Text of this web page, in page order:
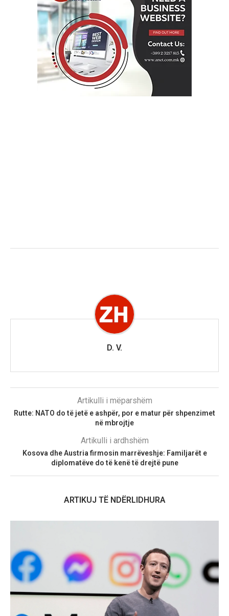
D. V.
Artikulli i mëparshëm
Rutte: NATO do të jetë e ashpër, por e matur për shpenzimet
në mbrojtje
Artikulli i ardhshëm
Kosova dhe Austria firmosin marrëveshje: Familjarët e
diplomatëve do të kenë të drejtë pune
ARTIKUJ TË NDËRLIDHURA